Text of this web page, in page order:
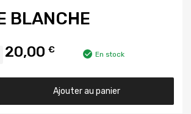
BLANCHE
20,00 € En stock
Ajouter au panier